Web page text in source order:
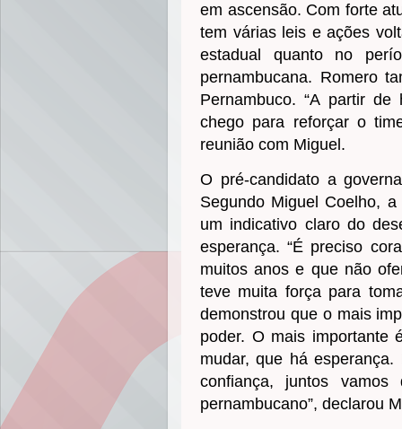
em ascensão. Com forte
tem várias leis e ações
estadual quanto no
pernambucana. Romero
Pernambuco. “A partir
chego para reforçar o
reunião com Miguel.
O pré-candidato a
Segundo Miguel Coelho,
um indicativo claro do
esperança. “É preciso
muitos anos e que não
teve muita força para
demonstrou que o mais
poder. O mais importante
mudar, que há
confiança, juntos
pernambucano”, declarou